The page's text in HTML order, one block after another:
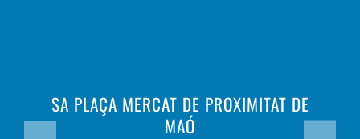
SA PLAÇA MERCAT DE PROXIMITAT DE
MAÓ